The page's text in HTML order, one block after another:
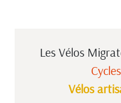
Les Vélos
Vélos